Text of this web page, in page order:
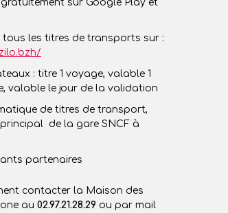
sur Google Play et
tous les titres de transports sur :
: titre 1 voyage, valable 1
valable le jour de la validation
de titres de transport,
de la gare SNCF à
partenaires
contacter la Maison des
au 02.97.21.28.29 ou par mail